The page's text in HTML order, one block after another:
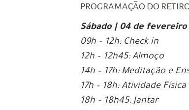
PROGRAMAÇÃO DO
Sábado | 04 de fevereiro
09h – 12h: Check in
12h – 12h45: Almoço
14h – 17h: Meditação e
17h – 18h: Atividade Física
18h – 18h45: Jantar